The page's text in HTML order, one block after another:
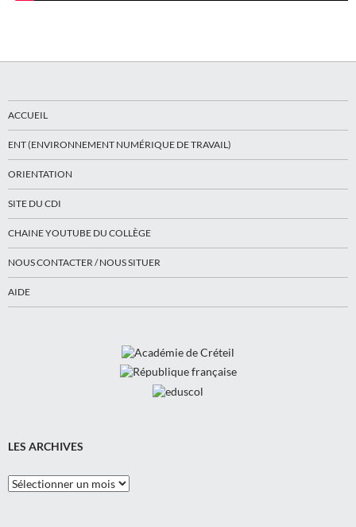
ACCUEIL
ENT (ENVIRONNEMENT NUMÉRIQUE DE TRAVAIL)
ORIENTATION
SITE DU CDI
CHAINE YOUTUBE DU COLLÈGE
NOUS CONTACTER / NOUS SITUER
AIDE
LES ARCHIVES
Les
Archives